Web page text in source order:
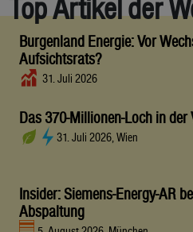
Top Artikel der
Burgenland Energie: Vor
Aufsichtsrats?
31. Juli 2026
Das 370-Millionen-Loch in der
31. Juli 2026, Wien
Insider: Siemens-Energy-AR
Abspaltung